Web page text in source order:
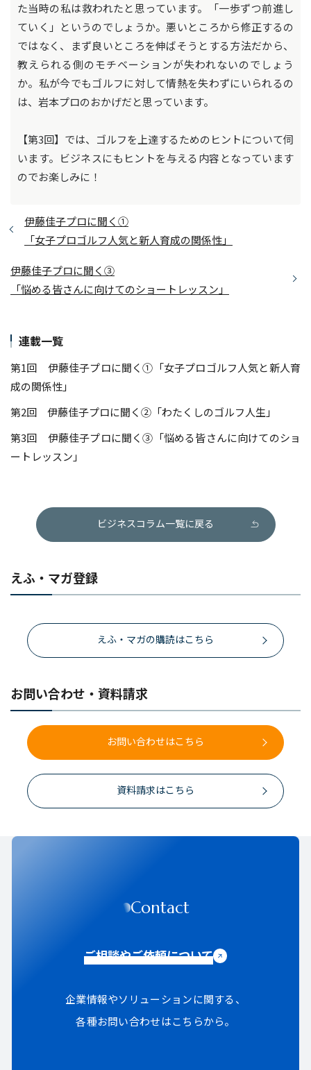
た当時の私は救われたと思っています。「一歩ずつ前進し
ていく」というのでしょうか。悪いところから修正するの
ではなく、まず良いところを伸ばそうとする方法だから、
教えられる側のモチベーションが失われないのでしょう
か。私が今でもゴルフに対して情熱を失わずにいられるの
は、岩本プロのおかげだと思っています。
【第3回】では、ゴルフを上達するためのヒントについて伺
います。ビジネスにもヒントを与える内容となっています
のでお楽しみに！
伊藤佳子プロに聞く①
「女子プロゴルフ人気と新人育成の関係性」
伊藤佳子プロに聞く③
「悩める皆さんに向けてのショートレッスン」
連載一覧
第1回 伊藤佳子プロに聞く①「女子プロゴルフ人気と新人育
成の関係性」
第2回 伊藤佳子プロに聞く②「わたくしのゴルフ人生」
第3回 伊藤佳子プロに聞く③「悩める皆さんに向けてのショ
ートレッスン」
ビジネスコラム一覧に戻る
えふ・マガ登録
えふ・マガの購読はこちら
お問い合わせ・資料請求
お問い合わせはこちら
資料請求はこちら
Contact
ご相談やご依頼について
企業情報やソリューションに関する、
各種お問い合わせはこちらから。